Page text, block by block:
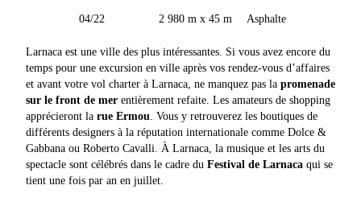
04/22 2 980 m x 45 m Asphalte
Larnaca est une ville des plus intéressantes. Si vous avez encore du
temps pour une excursion en ville après vos rendez-vous d’affaires
et avant votre vol charter à Larnaca, ne manquez pas la promenade
sur le front de mer entièrement refaite. Les amateurs de shopping
apprécieront la rue Ermou . Vous y retrouverez les boutiques de
différents designers à la réputation internationale comme Dolce &
Gabbana ou Roberto Cavalli. À Larnaca, la musique et les arts du
spectacle sont célébrés dans le cadre du Festival de Larnaca qui se
tient une fois par an en juillet.